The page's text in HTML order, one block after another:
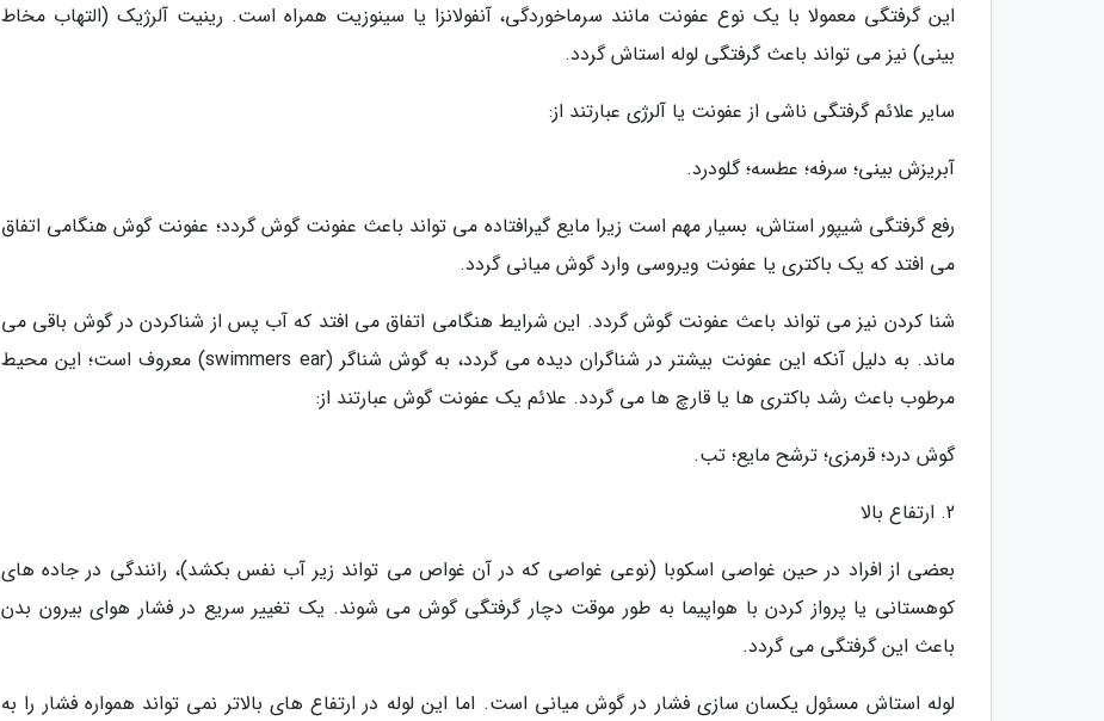
این گرفتگی معمولا با یک نوع عفونت مانند سرماخوردگی، آنفولانزا یا سینوزیت همراه است. رینیت آلرژیک (التهاب مخاط
بینی) نیز می تواند باعث گرفتگی لوله استاش گردد.
سایر علائم گرفتگی ناشی از عفونت یا آلرژی عبارتند از:
آبریزش بینی؛ سرفه؛ عطسه؛ گلودرد.
رفع گرفتگی شیپور استاش، بسیار مهم است زیرا مایع گیرافتاده می تواند باعث عفونت گوش گردد؛ عفونت گوش هنگامی اتفاق
می افتد که یک باکتری یا عفونت ویروسی وارد گوش میانی گردد.
شنا کردن نیز می تواند باعث عفونت گوش گردد. این شرایط هنگامی اتفاق می افتد که آب پس از شناکردن در گوش باقی می
ماند. به دلیل آنکه این عفونت بیشتر در شناگران دیده می گردد، به گوش شناگر (swimmers ear) معروف است؛ این محیط
مرطوب باعث رشد باکتری ها یا قارچ ها می گردد. علائم یک عفونت گوش عبارتند از:
گوش درد؛ قرمزی؛ ترشح مایع؛ تب.
2. ارتفاع بالا
بعضی از افراد در حین غواصی اسکوبا (نوعی غواصی که در آن غواص می تواند زیر آب نفس بکشد)، رانندگی در جاده های
کوهستانی یا پرواز کردن با هواپیما به طور موقت دچار گرفتگی گوش می شوند. یک تغییر سریع در فشار هوای بیرون بدن
باعث این گرفتگی می گردد.
لوله استاش مسئول یکسان سازی فشار در گوش میانی است. اما این لوله در ارتفاع های بالاتر نمی تواند همواره فشار را به